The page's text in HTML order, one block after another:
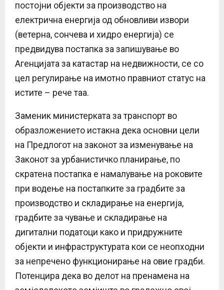
постојни објекти за производство на
електрична енергија од обновливи извори
(ветерна, сончева и хидро енергија) се
предвидува постапка за запишување во
Агенцијата за катастар на недвижности, се со
цел регулирање на имотно правниот статус на
истите – рече таа.
Заменик министерката за транспорт во
образложението истакна дека основни цели
на Предлогот на законот за изменување на
Законот за урбанистичко планирање, по
скратена постапка е намалување на роковите
при водење на постапките за градбите за
производство и складирање на енергија,
градбите за чување и складирање на
дигитални податоци како и придружните
објекти и инфраструктурата кои се неопходни
за непречено функционирање на овие градби.
Потенцира дека во делот на пренамена на